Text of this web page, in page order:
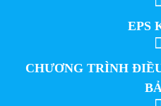
EPS
CHƯƠNG TRÌNH